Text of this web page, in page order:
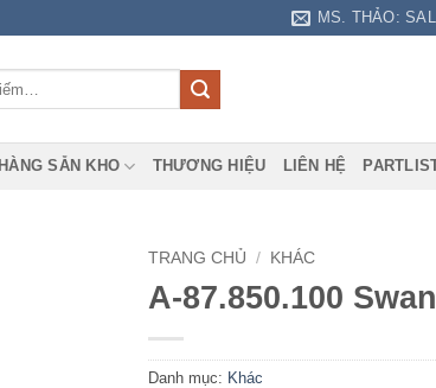
MS. THẢO:
HÀNG SẴN KHO THƯƠNG HIỆU LIÊN HỆ
TRANG CHỦ / KHÁC
A-87.850.100
Danh mục: Khác